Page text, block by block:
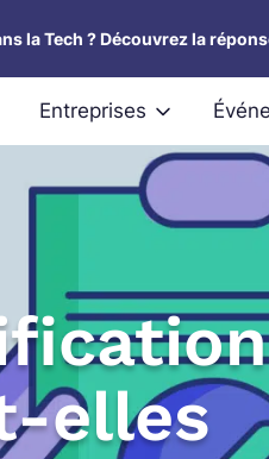
la Tech ? Découvrez la
Entreprises
elles